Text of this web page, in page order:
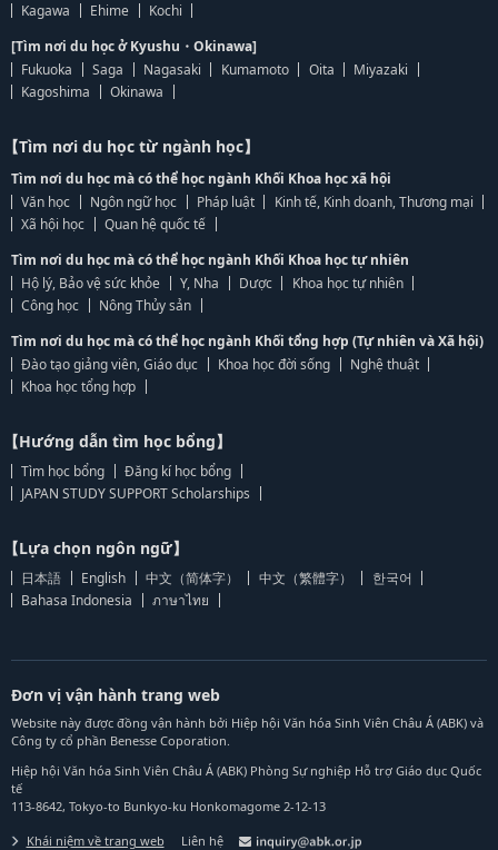
Kagawa
Ehime
Kochi
[Tìm nơi du học ở Kyushu・Okinawa]
Fukuoka
Saga Nagasaki Kumamoto Oita
Miyazaki
Kagoshima
Okinawa
【Tìm nơi du học từ ngành học】
Tìm nơi du học mà có thể học ngành Khối Khoa học xã hội
Văn học
Ngôn ngữ học Pháp luật
Kinh tế, Kinh doanh, Thương mại
Xã hội học
Quan hệ quốc tế
Tìm nơi du học mà có thể học ngành Khối Khoa học tự nhiên
Hộ lý, Bảo vệ sức khỏe
Y, Nha Dược
Khoa học tự nhiên
Công học
Nông Thủy sản
Tìm nơi du học mà có thể học ngành Khối tổng hợp (Tự nhiên và Xã hội)
Đào tạo giảng viên, Giáo dục
Khoa học đời sống
Nghệ thuật
Khoa học tổng hợp
【Hướng dẫn tìm học bổng】
Tìm học bổng
Đăng kí học bổng
JAPAN STUDY SUPPORT Scholarships
【Lựa chọn ngôn ngữ】
日本語 English 中文（简体字） 中文（繁體字）
한국어
Bahasa Indonesia
ภาษาไทย
Đơn vị vận hành trang web
Website này được đồng vận hành bởi Hiệp hội Văn hóa Sinh Viên Châu Á (ABK) và
Công ty cổ phần Benesse Coporation.
Hiệp hội Văn hóa Sinh Viên Châu Á (ABK) Phòng Sự nghiệp Hỗ trợ Giáo dục Quốc
tế
113-8642, Tokyo-to Bunkyo-ku Honkomagome 2-12-13
Khái niệm về trang web Liên hệ